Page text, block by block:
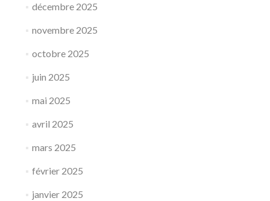
décembre 2025
novembre 2025
octobre 2025
juin 2025
mai 2025
avril 2025
mars 2025
février 2025
janvier 2025